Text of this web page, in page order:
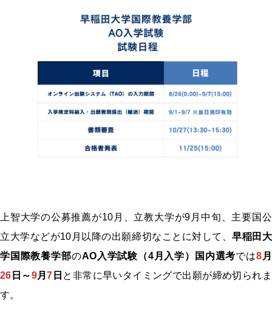
上智大学の公募推薦が10月、立教大学が9月中旬、主要国公
立大学などが10月以降の出願締切なことに対して、早稲田大
学国際教養学部のAO入学試験（4月入学）国内選考では8 月
26 日～9月7 日 と非常に早いタイミングで出願が締め切られま
す。